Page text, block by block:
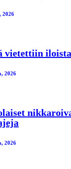
2026
vietettiin
2026
2026